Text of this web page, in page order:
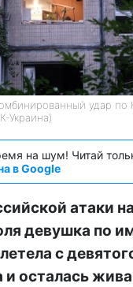
удар по
Украина)
на шум! Читай
в Google
атаки
девушка по
с
осталась